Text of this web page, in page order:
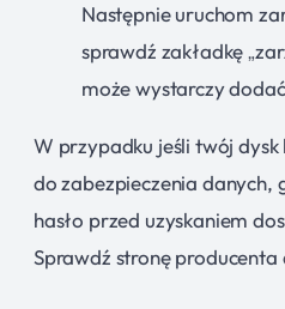
Następnie uruchom
sprawdź zakładkę
może wystarczy
W przypadku jeśli twój
do zabezpieczenia danych,
hasło przed uzyskaniem
Sprawdź stronę producenta